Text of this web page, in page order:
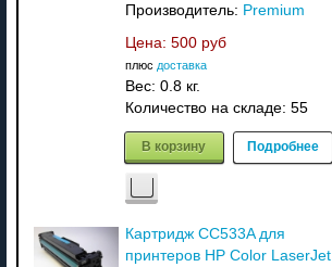
Производитель: Premium
Цена: 500 руб
плюс доставка
Вес: 0.8 кг.
Количество на складе: 55
В корзину Подробнее
Картридж CC533A для
принтеров HP Color LaserJet